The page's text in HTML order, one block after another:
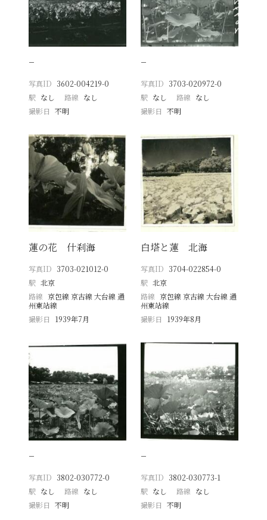
−
写真ID 3602-004219-0
駅 なし 路線 なし
撮影日
不明
−
写真ID 3703-020972-0
駅 なし 路線 なし
撮影日 不明
蓮の花 什刹海
写真ID 3703-021012-0
駅 北京
路線 京包線 京古線 大台線 通
州東站線
撮影日
1939年7月
白塔と蓮 北海
写真ID 3704-022854-0
駅 北京
路線 京包線 京古線 大台線 通
州東站線
撮影日
1939年8月
−
写真ID 3802-030772-0
駅 なし 路線 なし
撮影日
不明
−
写真ID 3802-030773-1
駅 なし 路線 なし
撮影日 不明